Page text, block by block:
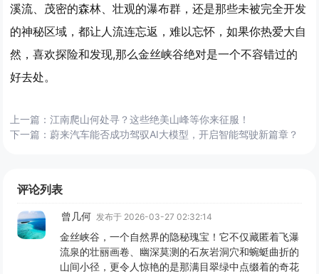
溪流、茂密的森林、壮观的瀑布群，还是那些未被完全开发
的神秘区域，都让人流连忘返，难以忘怀，如果你热爱大自
然，喜欢探险和发现,那么金丝峡谷绝对是一个不容错过的
好去处。
上一篇：江南爬山何处寻？这些绝美山峰等你来征服！
下一篇：蔚来汽车能否成功驾驭AI大模型，开启智能驾驶新篇章？
评论列表
曾几何 发布于 2026-03-27 02:32:14
金丝峡谷，一个自然界的隐秘瑰宝！它不仅藏匿着飞瀑
流泉的壮丽画卷、幽深莫测的石灰岩洞穴和蜿蜓曲折的
山间小径，更令人惊艳的是那满目翠绿中点缀着的奇花